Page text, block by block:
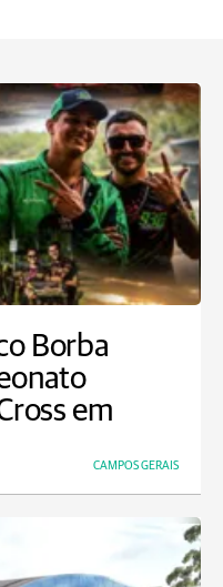
Borba
em
CAMPOS GERAIS